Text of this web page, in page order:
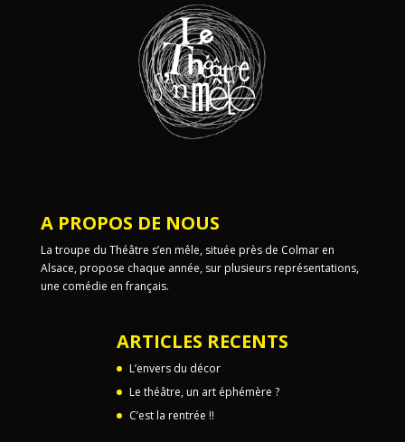
A PROPOS DE NOUS
La troupe du Théâtre s’en mêle, située près de Colmar en
Alsace, propose chaque année, sur plusieurs représentations,
une comédie en français.
ARTICLES RECENTS
L’envers du décor
Le théâtre, un art éphémère ?
C’est la rentrée !!